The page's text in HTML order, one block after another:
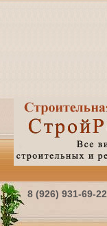
8 (926) 931-69-22